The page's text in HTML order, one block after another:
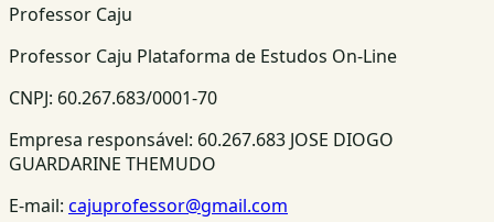
Professor Caju
Professor Caju Plataforma de Estudos On-Line
CNPJ: 60.267.683/0001-70
Empresa responsável: 60.267.683 JOSE DIOGO
GUARDARINE THEMUDO
E-mail: cajuprofessor@gmail.com